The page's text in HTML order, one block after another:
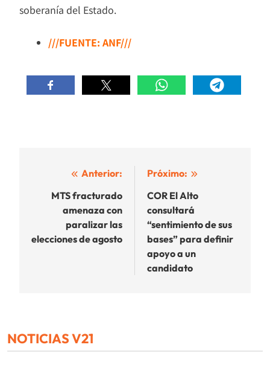
soberanía del Estado.
///FUENTE: ANF///
Navegación
entradas
Anterior:
MTS fracturado
amenaza con
paralizar las
elecciones de agosto
Próximo:
COR El Alto
consultará
“sentimiento de sus
bases” para definir
apoyo a un
candidato
NOTICIAS V21